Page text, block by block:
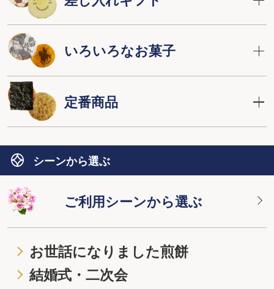
いろいろなお菓子
定番商品
シーンから選ぶ
ご利用シーンから選ぶ
お世話になりました煎餅
結婚式・二次会